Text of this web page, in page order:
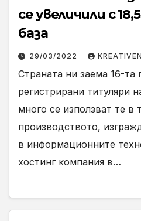
се увеличили с
база
29/03/2022
Страната ни заема 16-та
регистрирани титуляри
много се използват те в
производството,
в информационните
хостинг компания в…